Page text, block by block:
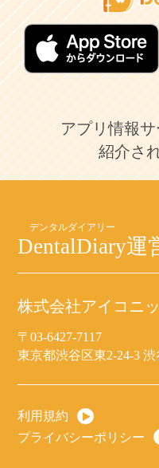
アプリ情報
紹介さ
DentalDiary運
株式会社アイコニ
〒03-6427-7117
東京都渋谷区東2-24-3
利用規約
プライバシーポリシー